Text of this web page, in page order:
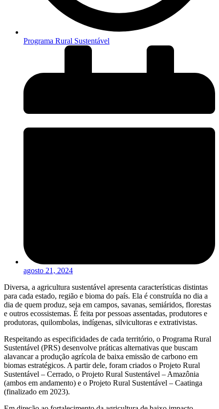
Programa Rural Sustentável
agosto 21, 2024
Diversa, a agricultura sustentável apresenta características distintas
para cada estado, região e bioma do país. Ela é construída no dia a
dia de quem produz, seja em campos, savanas, semiáridos, florestas
e outros ecossistemas. É feita por pessoas assentadas, produtores e
produtoras, quilombolas, indígenas, silvicultoras e extrativistas.
Respeitando as especificidades de cada território, o Programa Rural
Sustentável (PRS) desenvolve práticas alternativas que buscam
alavancar a produção agrícola de baixa emissão de carbono em
biomas estratégicos. A partir dele, foram criados o Projeto Rural
Sustentável – Cerrado, o Projeto Rural Sustentável – Amazônia
(ambos em andamento) e o Projeto Rural Sustentável – Caatinga
(finalizado em 2023).